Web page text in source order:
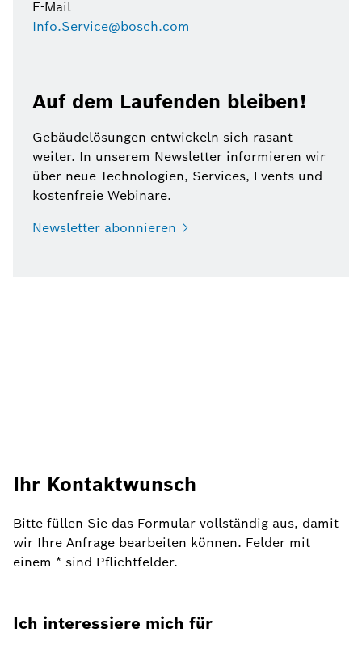
E-Mail
Info.Service@bosch.com
Auf dem Laufenden bleiben!
Gebäudelösungen entwickeln sich rasant
weiter. In unserem Newsletter informieren wir
über neue Technologien, Services, Events und
kostenfreie Webinare.
Newsletter abonnieren
Ihr Kontaktwunsch
Bitte füllen Sie das Formular vollständig aus, damit
wir Ihre Anfrage bearbeiten können. Felder mit
einem * sind Pflichtfelder.
Ich interessiere mich für